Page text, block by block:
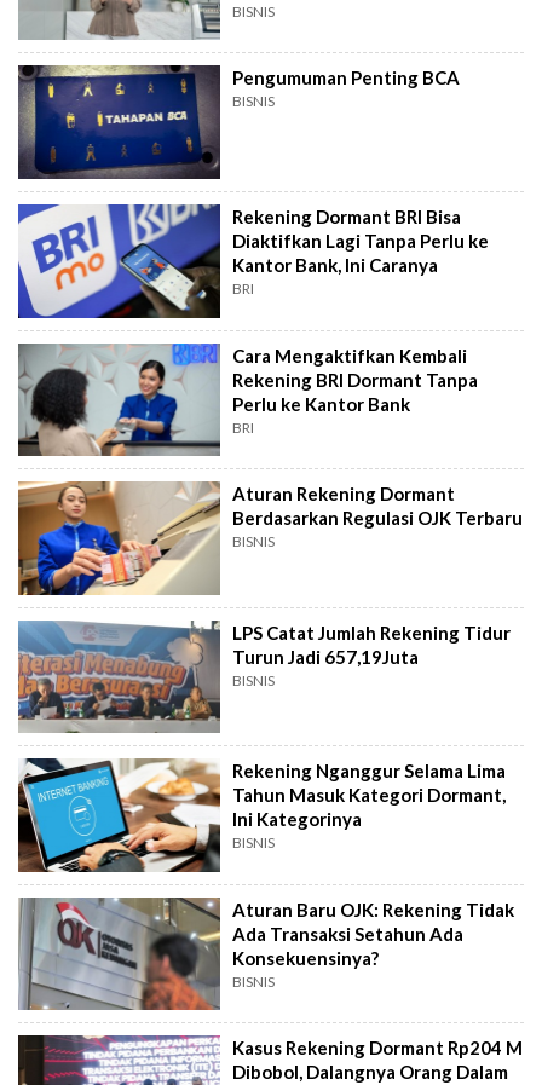
BISNIS
Pengumuman Penting BCA
BISNIS
Rekening Dormant BRI Bisa
Diaktifkan Lagi Tanpa Perlu ke
Kantor Bank, Ini Caranya
BRI
Cara Mengaktifkan Kembali
Rekening BRI Dormant Tanpa
Perlu ke Kantor Bank
BRI
Aturan Rekening Dormant
Berdasarkan Regulasi OJK Terbaru
BISNIS
LPS Catat Jumlah Rekening Tidur
Turun Jadi 657,19Juta
BISNIS
Rekening Nganggur Selama Lima
Tahun Masuk Kategori Dormant,
Ini Kategorinya
BISNIS
Aturan Baru OJK: Rekening Tidak
Ada Transaksi Setahun Ada
Konsekuensinya?
BISNIS
Kasus Rekening Dormant Rp204 M
Dibobol, Dalangnya Orang Dalam